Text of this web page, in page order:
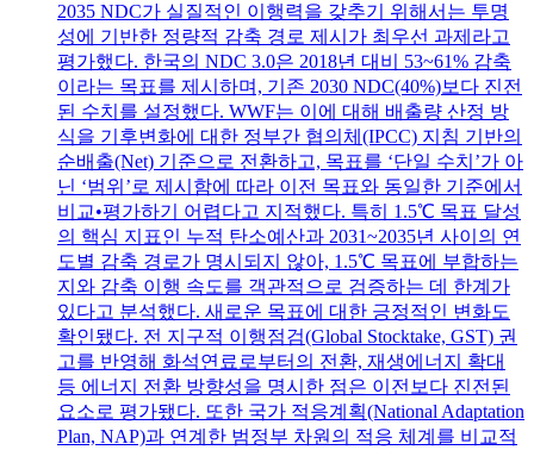
2035 NDC가 실질적인 이행력을 갖추기 위해서는 투명
성에 기반한 정량적 감축 경로 제시가 최우선 과제라고
평가했다. 한국의 NDC 3.0은 2018년 대비 53~61% 감축
이라는 목표를 제시하며, 기존 2030 NDC(40%)보다 진전
된 수치를 설정했다. WWF는 이에 대해 배출량 산정 방
식을 기후변화에 대한 정부간 협의체(IPCC) 지침 기반의
순배출(Net) 기준으로 전환하고, 목표를 ‘단일 수치’가 아
닌 ‘범위’로 제시함에 따라 이전 목표와 동일한 기준에서
비교•평가하기 어렵다고 지적했다. 특히 1.5℃ 목표 달성
의 핵심 지표인 누적 탄소예산과 2031~2035년 사이의 연
도별 감축 경로가 명시되지 않아, 1.5℃ 목표에 부합하는
지와 감축 이행 속도를 객관적으로 검증하는 데 한계가
있다고 분석했다. 새로운 목표에 대한 긍정적인 변화도
확인됐다. 전 지구적 이행점검(Global Stocktake, GST) 권
고를 반영해 화석연료로부터의 전환, 재생에너지 확대
등 에너지 전환 방향성을 명시한 점은 이전보다 진전된
요소로 평가됐다. 또한 국가 적응계획(National Adaptation
Plan, NAP)과 연계한 범정부 차원의 적응 체계를 비교적